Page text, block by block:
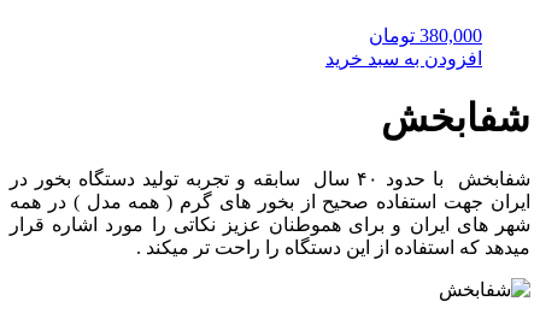
380,000 تومان
افزودن به سبد خرید
شفابخش
شفابخش با حدود ۴۰ سال سابقه و تجربه تولید دستگاه بخور در
ایران جهت استفاده صحیح از بخور های گرم ( همه مدل ) در همه
شهر های ایران و برای هموطنان عزیز نکاتی را مورد اشاره قرار
میدهد که استفاده از این دستگاه را راحت تر میکند .